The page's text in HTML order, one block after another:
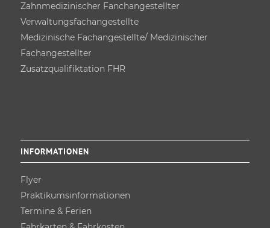
Zahnmedizinischer Fanchangestellter
Verwaltungsfach­angestellte
Medizinische Fachangestellte/ Medizinischer
Fachangestellter
Zusatz­qualifiktation FHR
INFORMATIONEN
Flyer
Praktikums­informationen
Termine & Ferien